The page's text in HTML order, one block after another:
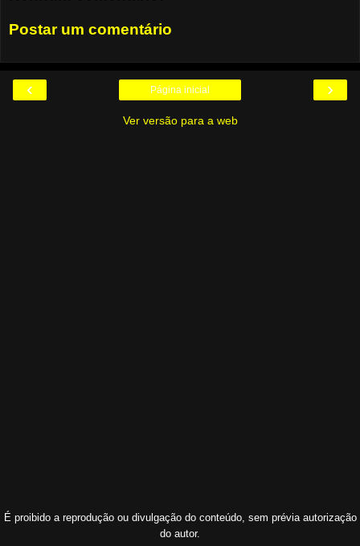
Postar um comentário
‹ ›
Página inicial
Ver versão para a web
É proibido a reprodução ou divulgação do conteúdo, sem prévia autorização
do autor.